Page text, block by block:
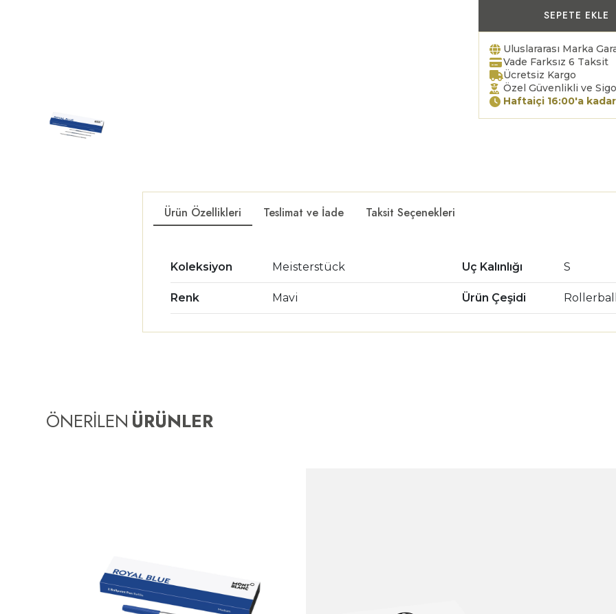
SEPETE EKLE
Uluslararası Marka
Vade Farksız 6 Taksit
Ücretsiz Kargo
Özel Güvenlikli ve
Haftaiçi 16:00'a
Ürün Özellikleri Teslimat ve İade Taksit Seçenekleri
Koleksiyon Meisterstück Uç Kalınlığı S
Renk Mavi Ürün Çeşidi
ÖNERİLEN ÜRÜNLER